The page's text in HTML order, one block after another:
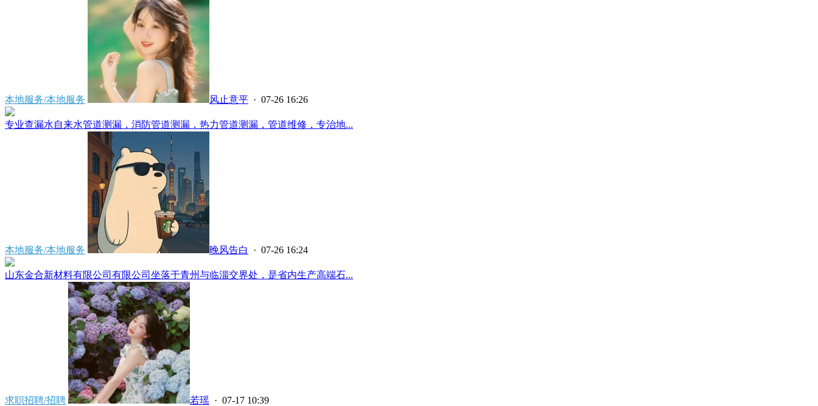
本地服务/本地服务 风止意平 · 07-26 16:26
专业查漏水自来水管道测漏，消防管道测漏，热力管道测漏，管道维修，专治地...
本地服务/本地服务 晚风告白 · 07-26 16:24
山东金合新材料有限公司有限公司坐落于青州与临淄交界处，是省内生产高端石...
求职招聘/招聘 若瑶 · 07-17 10:39